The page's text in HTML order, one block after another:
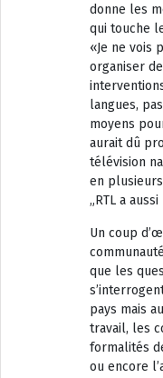
donne les
qui touche
«Je ne vois
organiser
langues,
moyens
aurait dû
télévision
en
„RTL a
Un coup
que les
pays mais
travail, les
formalités
ou encore